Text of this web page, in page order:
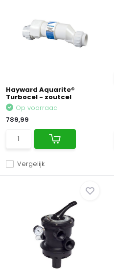
Hayward Aquarite®
Turbocel - zoutcel
Vergelijk
Op voorraad
789,99